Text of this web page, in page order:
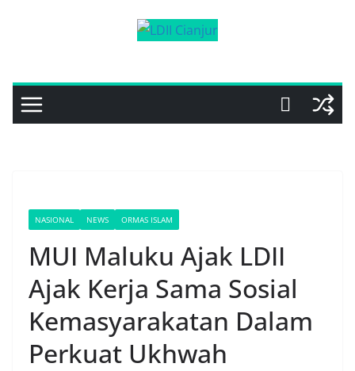
NASIONAL NEWS ORMAS ISLAM
MUI Maluku Ajak LDII
Ajak Kerja Sama Sosial
Kemasyarakatan Dalam
Perkuat Ukhwah